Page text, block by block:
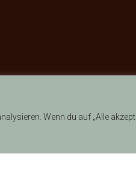
Wenn du auf „Alle